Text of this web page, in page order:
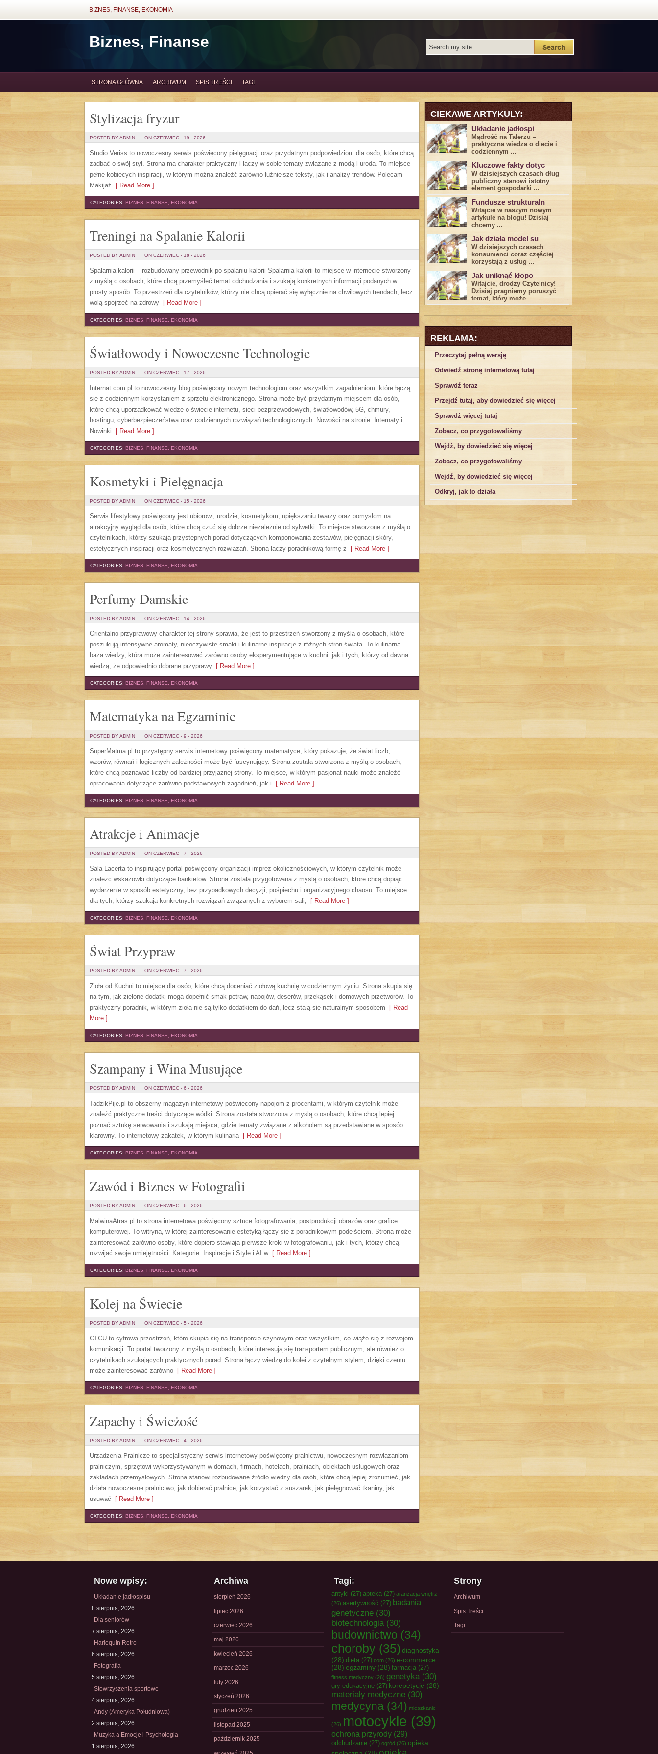
BIZNES, FINANSE, EKONOMIA
Biznes, Finanse
STRONA GŁÓWNA ARCHIWUM SPIS TREŚCI TAGI
Stylizacja fryzur
POSTED BY ADMIN ON CZERWIEC - 19 - 2026
Studio Veriss to nowoczesny serwis poświęcony pielęgnacji oraz przydatnym podpowiedziom dla osób, które chcą
zadbać o swój styl. Strona ma charakter praktyczny i łączy w sobie tematy związane z modą i urodą. To miejsce
pełne kobiecych inspiracji, w którym można znaleźć zarówno luźniejsze teksty, jak i analizy trendów. Polecam
Makijaż [ Read More ]
CATEGORIES: BIZNES, FINANSE, EKONOMIA
Treningi na Spalanie Kalorii
POSTED BY ADMIN ON CZERWIEC - 18 - 2026
Spalarnia kalorii – rozbudowany przewodnik po spalaniu kalorii Spalarnia kalorii to miejsce w internecie stworzony
z myślą o osobach, które chcą przemyśleć temat odchudzania i szukają konkretnych informacji podanych w
prosty sposób. To przestrzeń dla czytelników, którzy nie chcą opierać się wyłącznie na chwilowych trendach, lecz
wolą spojrzeć na zdrowy [ Read More ]
CATEGORIES: BIZNES, FINANSE, EKONOMIA
Światłowody i Nowoczesne Technologie
POSTED BY ADMIN ON CZERWIEC - 17 - 2026
Internat.com.pl to nowoczesny blog poświęcony nowym technologiom oraz wszystkim zagadnieniom, które łączą
się z codziennym korzystaniem z sprzętu elektronicznego. Strona może być przydatnym miejscem dla osób,
które chcą uporządkować wiedzę o świecie internetu, sieci bezprzewodowych, światłowodów, 5G, chmury,
hostingu, cyberbezpieczeństwa oraz codziennych rozwiązań technologicznych. Nowości na stronie: Internaty i
Nowinki [ Read More ]
CATEGORIES: BIZNES, FINANSE, EKONOMIA
Kosmetyki i Pielęgnacja
POSTED BY ADMIN ON CZERWIEC - 15 - 2026
Serwis lifestylowy poświęcony jest ubiorowi, urodzie, kosmetykom, upiększaniu twarzy oraz pomysłom na
atrakcyjny wygląd dla osób, które chcą czuć się dobrze niezależnie od sylwetki. To miejsce stworzone z myślą o
czytelnikach, którzy szukają przystępnych porad dotyczących komponowania zestawów, pielęgnacji skóry,
estetycznych inspiracji oraz kosmetycznych rozwiązań. Strona łączy poradnikową formę z [ Read More ]
CATEGORIES: BIZNES, FINANSE, EKONOMIA
Perfumy Damskie
POSTED BY ADMIN ON CZERWIEC - 14 - 2026
Orientalno-przyprawowy charakter tej strony sprawia, że jest to przestrzeń stworzony z myślą o osobach, które
poszukują intensywne aromaty, nieoczywiste smaki i kulinarne inspiracje z różnych stron świata. To kulinarna
baza wiedzy, która może zainteresować zarówno osoby eksperymentujące w kuchni, jak i tych, którzy od dawna
wiedzą, że odpowiednio dobrane przyprawy [ Read More ]
CATEGORIES: BIZNES, FINANSE, EKONOMIA
Matematyka na Egzaminie
POSTED BY ADMIN ON CZERWIEC - 9 - 2026
SuperMatma.pl to przystępny serwis internetowy poświęcony matematyce, który pokazuje, że świat liczb,
wzorów, równań i logicznych zależności może być fascynujący. Strona została stworzona z myślą o osobach,
które chcą poznawać liczby od bardziej przyjaznej strony. To miejsce, w którym pasjonat nauki może znaleźć
opracowania dotyczące zarówno podstawowych zagadnień, jak i [ Read More ]
CATEGORIES: BIZNES, FINANSE, EKONOMIA
Atrakcje i Animacje
POSTED BY ADMIN ON CZERWIEC - 7 - 2026
Sala Lacerta to inspirujący portal poświęcony organizacji imprez okolicznościowych, w którym czytelnik może
znaleźć wskazówki dotyczące bankietów. Strona została przygotowana z myślą o osobach, które chcą dopiąć
wydarzenie w sposób estetyczny, bez przypadkowych decyzji, pośpiechu i organizacyjnego chaosu. To miejsce
dla tych, którzy szukają konkretnych rozwiązań związanych z wyborem sali, [ Read More ]
CATEGORIES: BIZNES, FINANSE, EKONOMIA
Świat Przypraw
POSTED BY ADMIN ON CZERWIEC - 7 - 2026
Zioła od Kuchni to miejsce dla osób, które chcą doceniać ziołową kuchnię w codziennym życiu. Strona skupia się
na tym, jak zielone dodatki mogą dopełnić smak potraw, napojów, deserów, przekąsek i domowych przetworów. To
praktyczny poradnik, w którym zioła nie są tylko dodatkiem do dań, lecz stają się naturalnym sposobem [ Read
More ]
CATEGORIES: BIZNES, FINANSE, EKONOMIA
Szampany i Wina Musujące
POSTED BY ADMIN ON CZERWIEC - 6 - 2026
TadzikPije.pl to obszerny magazyn internetowy poświęcony napojom z procentami, w którym czytelnik może
znaleźć praktyczne treści dotyczące wódki. Strona została stworzona z myślą o osobach, które chcą lepiej
poznać sztukę serwowania i szukają miejsca, gdzie tematy związane z alkoholem są przedstawiane w sposób
klarowny. To internetowy zakątek, w którym kulinaria[ Read More ]
CATEGORIES: BIZNES, FINANSE, EKONOMIA
Zawód i Biznes w Fotografii
POSTED BY ADMIN ON CZERWIEC - 6 - 2026
MalwinaAtras.pl to strona internetowa poświęcony sztuce fotografowania, postprodukcji obrazów oraz grafice
komputerowej. To witryna, w której zainteresowanie estetyką łączy się z poradnikowym podejściem. Strona może
zainteresować zarówno osoby, które dopiero stawiają pierwsze kroki w fotografowaniu, jak i tych, którzy chcą
rozwijać swoje umiejętności. Kategorie: Inspiracje i Style i AI w[ Read More ]
CATEGORIES: BIZNES, FINANSE, EKONOMIA
Kolej na Świecie
POSTED BY ADMIN ON CZERWIEC - 5 - 2026
CTCU to cyfrowa przestrzeń, które skupia się na transporcie szynowym oraz wszystkim, co wiąże się z rozwojem
komunikacji. To portal tworzony z myślą o osobach, które interesują się transportem publicznym, ale również o
czytelnikach szukających praktycznych porad. Strona łączy wiedzę do kolei z czytelnym stylem, dzięki czemu
może zainteresować zarówno [ Read More ]
CATEGORIES: BIZNES, FINANSE, EKONOMIA
Zapachy i Świeżość
POSTED BY ADMIN ON CZERWIEC - 4 - 2026
Urządzenia Pralnicze to specjalistyczny serwis internetowy poświęcony pralnictwu, nowoczesnym rozwiązaniom
pralniczym, sprzętowi wykorzystywanym w domach, firmach, hotelach, pralniach, obiektach usługowych oraz
zakładach przemysłowych. Strona stanowi rozbudowane źródło wiedzy dla osób, które chcą lepiej zrozumieć, jak
działa nowoczesne pralnictwo, jak dobierać pralnice, jak korzystać z suszarek, jak pielęgnować tkaniny, jak
usuwać [ Read More ]
CATEGORIES: BIZNES, FINANSE, EKONOMIA
CIEKAWE ARTYKULY:
Układanie jadłospi
Mądrość na Talerzu –
praktyczna wiedza o diecie i
codziennym ...
Kluczowe fakty dotyc
W dzisiejszych czasach dług
publiczny stanowi istotny
element gospodarki ...
Fundusze strukturaln
Witajcie w naszym nowym
artykule na blogu! Dzisiaj
chcemy ...
Jak działa model su
W dzisiejszych czasach
konsumenci ‌coraz częściej
korzystają z usług⁤ ...
Jak uniknąć kłopo
Witajcie, drodzy Czytelnicy!
Dzisiaj pragniemy poruszyć
temat, który może ...
REKLAMA:
Przeczytaj pełną wersję
Odwiedź stronę internetową tutaj
Sprawdź teraz
Przejdź tutaj, aby dowiedzieć się więcej
Sprawdź więcej tutaj
Zobacz, co przygotowaliśmy
Wejdź, by dowiedzieć się więcej
Zobacz, co przygotowaliśmy
Wejdź, by dowiedzieć się więcej
Odkryj, jak to działa
Nowe wpisy:
Układanie jadłospisu
8 sierpnia, 2026
Dla seniorów
7 sierpnia, 2026
Harlequin Retro
6 sierpnia, 2026
Fotografia
5 sierpnia, 2026
Stowrzyszenia sportowe
4 sierpnia, 2026
Andy (Ameryka Południowa)
2 sierpnia, 2026
Muzyka a Emocje i Psychologia
1 sierpnia, 2026
Archiwa
sierpień 2026
lipiec 2026
czerwiec 2026
maj 2026
kwiecień 2026
marzec 2026
luty 2026
styczeń 2026
grudzień 2025
listopad 2025
październik 2025
Tagi:
antyki (27) apteka (27) aranżacja wnętrz
(26) asertywność (27) badania
genetyczne (30)
biotechnologia(30)
budownictwo (34)
choroby (35) diagnostyka
(28) dieta (27) dom (26) e-commerce
(28) egzaminy (28) farmacja (27)
fitness medyczny (26) genetyka(30)
gry edukacyjne (27) korepetycje (28)
materiały medyczne (30)
medycyna (34) mieszkanie
(26) motocykle (39)
ochrona przyrody (29)
odchudzanie (27) ogród (26) opieka
Strony
Archiwum
Spis Treści
Tagi